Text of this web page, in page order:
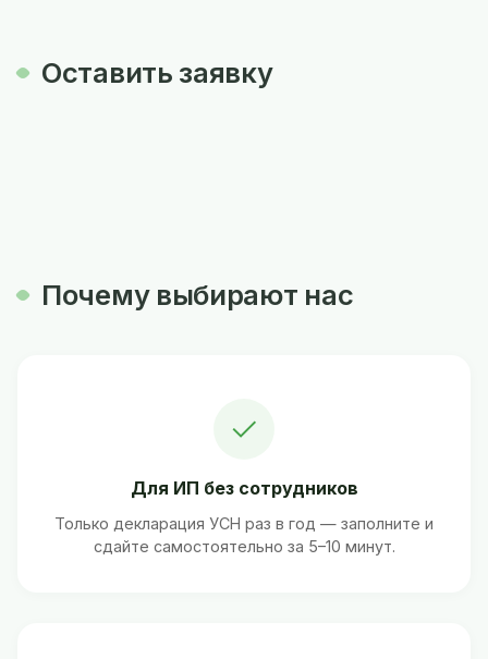
Оставить заявку
Почему выбирают нас
✓
Для ИП без сотрудников
Только декларация УСН раз в год — заполните и
сдайте самостоятельно за 5–10 минут.